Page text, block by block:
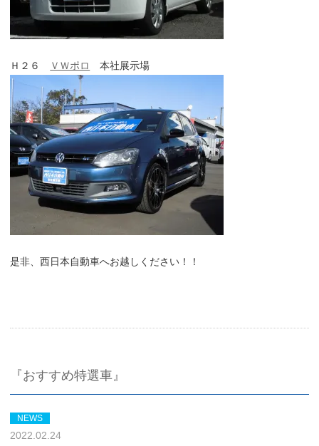
Ｈ２６ ＶＷポロ 本社展示場
是非、西日本自動車へお越しください！！
『おすすめ特選車』
NEWS
2022.02.24